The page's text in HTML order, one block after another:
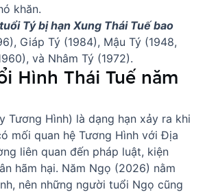
khăn.
Tý bị hạn Xung Thái Tuế bao
Giáp Tý (1984), Mậu Tý (1948,
và Nhâm Tý (1972).
Hình Thái Tuế năm
Tương Hình) là dạng hạn xảy ra khi
mối quan hệ Tương Hình với Địa
liên quan đến pháp luật, kiện
hãm hại. Năm Ngọ (2026) nằm
nên những người tuổi Ngọ cũng